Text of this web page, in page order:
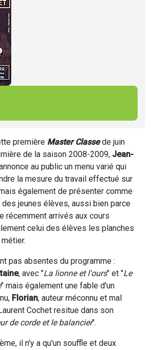
première Master Classede juin
de la saison 2008-2009, Jean-
au public un menu varié qui
la mesure du travail effectué sur
également de présenter comme
jeunes élèves, aussi bien parce
récemment arrivés aux cours
celui des élèves les planches
pas absentes du programme :
, avec "La lionne et l'ours" et "Le
" mais également une fable d'un
Florian, auteur méconnu et mal
Cochet resitue dans son
de corde et le balancier".
il n'y a qu'un souffle et deux